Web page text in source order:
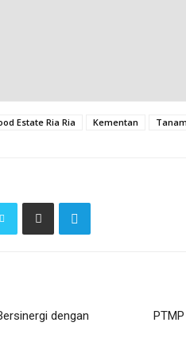
Estate Ria Ria Kementan
dengan